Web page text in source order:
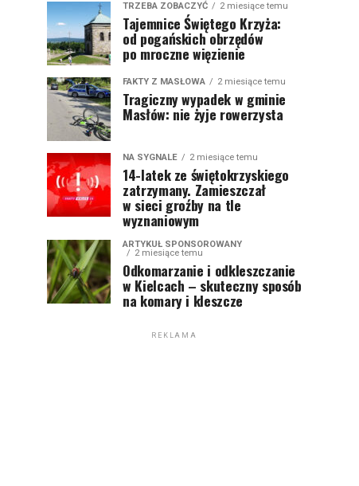
TRZEBA ZOBACZYĆ 2 miesiące temu
Tajemnice Świętego Krzyża:
od pogańskich obrzędów
po mroczne więzienie
FAKTY Z MASŁOWA 2 miesiące temu
Tragiczny wypadek w gminie
Masłów: nie żyje rowerzysta
NA SYGNALE 2 miesiące temu
14-latek ze świętokrzyskiego
zatrzymany. Zamieszczał
w sieci groźby na tle
wyznaniowym
ARTYKUŁ SPONSOROWANY
2 miesiące temu
Odkomarzanie i odkleszczanie
w Kielcach – skuteczny sposób
na komary i kleszcze
REKLAMA